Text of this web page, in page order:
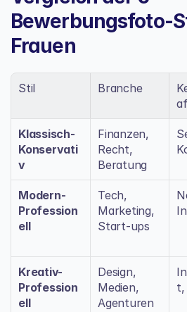
Bewerbungsfoto-
Frauen
Stil Branche
Klassisch-
Konservati
v
Finanzen,
Recht,
Beratung
Modern-
Profession
ell
Tech,
Marketing,
Start-ups
Kreativ-
Profession
ell
Design,
Medien,
Agenturen
t,